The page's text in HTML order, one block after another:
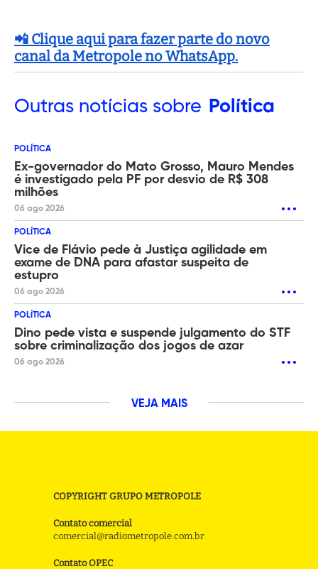
📲 Clique aqui para fazer parte do novo
canal da Metropole no WhatsApp.
Outras notícias sobre Política
POLÍTICA
Ex-governador do Mato Grosso, Mauro Mendes
é investigado pela PF por desvio de R$ 308
milhões
06 ago 2026
POLÍTICA
Vice de Flávio pede à Justiça agilidade em
exame de DNA para afastar suspeita de
estupro
06 ago 2026
POLÍTICA
Dino pede vista e suspende julgamento do STF
sobre criminalização dos jogos de azar
06 ago 2026
VEJA MAIS
COPYRIGHT GRUPO METROPOLE
Contato comercial
comercial@radiometropole.com.br
Contato OPEC